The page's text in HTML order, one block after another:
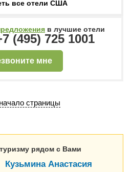
все отели США
в лучшие отели
(495) 725 1001
мне
страницы
рядом с Вами
Кузьмина Анастасия